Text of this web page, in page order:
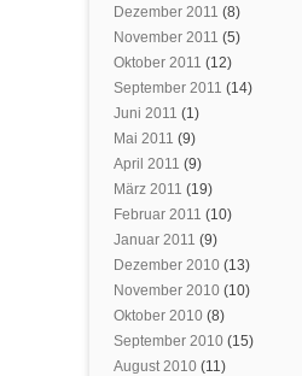
Dezember 2011 (8)
November 2011 (5)
Oktober 2011 (12)
September 2011 (14)
Juni 2011 (1)
Mai 2011 (9)
April 2011 (9)
März 2011 (19)
Februar 2011 (10)
Januar 2011 (9)
Dezember 2010 (13)
November 2010 (10)
Oktober 2010 (8)
September 2010 (15)
August 2010 (11)